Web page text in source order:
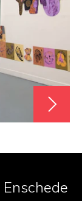
Enschede